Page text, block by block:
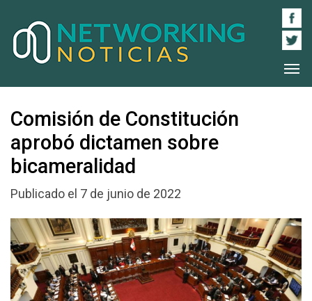
Comisión de Constitución
aprobó dictamen sobre
bicameralidad
Publicado el 7 de junio de 2022